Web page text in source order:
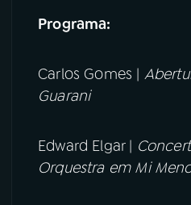
Programa:
Carlos Gomes |
Guarani
Edward Elgar |
Orquestra em Mi